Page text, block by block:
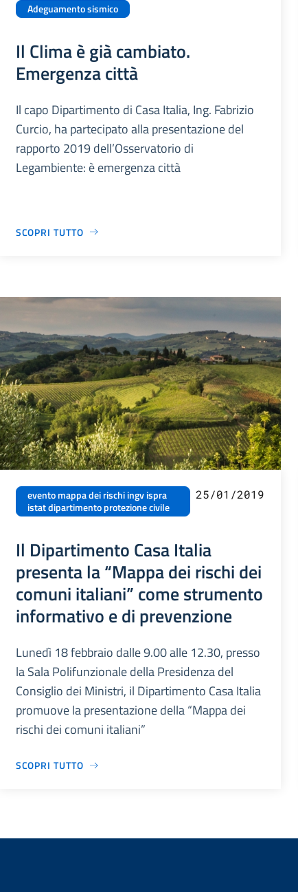
Adeguamento sismico
Il Clima è già cambiato.
Emergenza città
Il capo Dipartimento di Casa Italia, Ing. Fabrizio
Curcio, ha partecipato alla presentazione del
rapporto 2019 dell’Osservatorio di
Legambiente: è emergenza città
SCOPRI TUTTO
evento mappa dei rischi ingv ispra
istat dipartimento protezione civile
25/01/2019
Il Dipartimento Casa Italia
presenta la “Mappa dei rischi dei
comuni italiani” come strumento
informativo e di prevenzione
Lunedì 18 febbraio dalle 9.00 alle 12.30, presso
la Sala Polifunzionale della Presidenza del
Consiglio dei Ministri, il Dipartimento Casa Italia
promuove la presentazione della “Mappa dei
rischi dei comuni italiani”
SCOPRI TUTTO